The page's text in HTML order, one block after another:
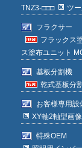
TNZ3-□□□
ツ
フラクサー
フラックス
ス塗布ユニット
基板分割機
乾式基板分
お客様専用設
XY軸2軸型画
特殊OEM